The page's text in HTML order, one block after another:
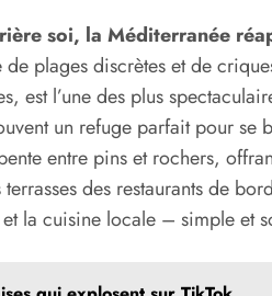
soi, la Méditerranée
plages discrètes et de
est l’une des plus
un refuge parfait pour
entre pins et rochers,
des restaurants de
et la cuisine locale – simple